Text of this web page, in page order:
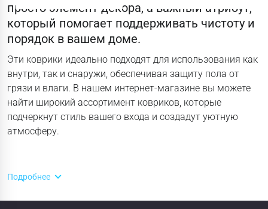
просто элемент декора, а важный атрибут,
который помогает поддерживать чистоту и
порядок в вашем доме.
Эти коврики идеально подходят для использования как
внутри, так и снаружи, обеспечивая защиту пола от
грязи и влаги. В нашем интернет-магазине вы можете
найти широкий ассортимент ковриков, которые
подчеркнут стиль вашего входа и создадут уютную
атмосферу.
Подробнее